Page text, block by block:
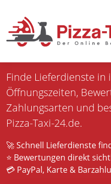
Finde Lieferdienste in
Öffnungszeiten,
Zahlungsarten und
Pizza-Taxi-24.de.
🚀 Schnell Lieferdienste
⭐ Bewertungen direkt
💳 PayPal, Karte &